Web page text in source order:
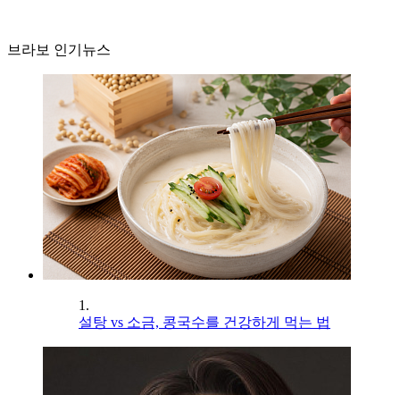
브라보 인기뉴스
1.
설탕 vs 소금, 콩국수를 건강하게 먹는 법